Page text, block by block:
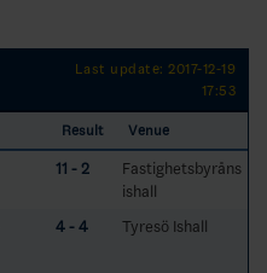
Last update: 2017-12-19
17:53
Result Venue
11 - 2
Fastighetsbyråns
ishall
4 - 4 Tyresö Ishall